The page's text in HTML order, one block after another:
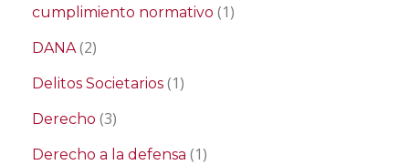
cumplimiento normativo (1)
DANA(2)
Delitos Societarios (1)
Derecho (3)
Derecho a la defensa (1)